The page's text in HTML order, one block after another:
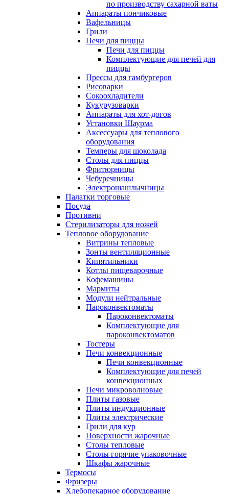
по производству сахарной ваты
Аппараты пончиковые
Вафельницы
Грили
Печи для пиццы
Печи для пиццы
Комплектующие для печей для
пиццы
Прессы для гамбургеров
Рисоварки
Сокоохладители
Кукурузоварки
Аппараты для хот-догов
Установки Шаурма
Аксессуары для теплового
оборудования
Темперы для шоколада
Столы для пиццы
Фритюрницы
Чебуречницы
Электрошашлычницы
Палатки торговые
Посуда
Противни
Стерилизаторы для ножей
Тепловое оборудование
Витрины тепловые
Зонты вентиляционные
Кипятильники
Котлы пищеварочные
Кофемашины
Мармиты
Модули нейтральные
Пароконвектоматы
Пароконвектоматы
Комплектующие для
пароконвектоматов
Тостеры
Печи конвекционные
Печи конвекционные
Комплектующие для печей
конвекционных
Печи микроволновые
Плиты газовые
Плиты индукционные
Плиты электрические
Грили для кур
Поверхности жарочные
Столы тепловые
Столы горячие упаковочные
Шкафы жарочные
Термосы
Фризеры
Хлебопекарное оборудование